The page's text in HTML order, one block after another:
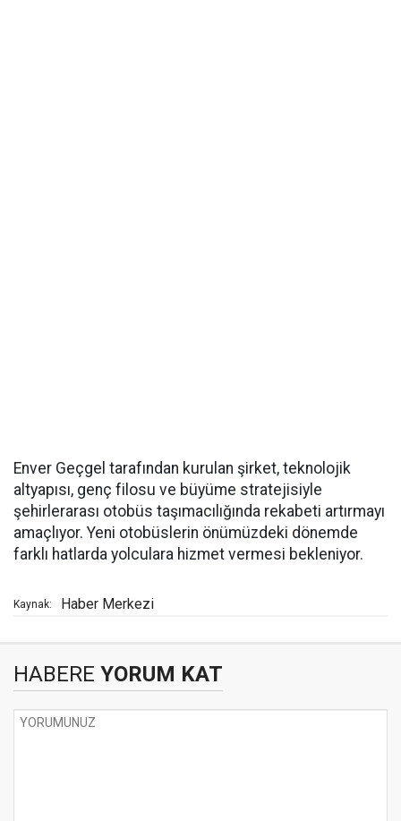
Enver Geçgel tarafından kurulan şirket, teknolojik
altyapısı, genç filosu ve büyüme stratejisiyle
şehirlerarası otobüs taşımacılığında rekabeti artırmayı
amaçlıyor. Yeni otobüslerin önümüzdeki dönemde
farklı hatlarda yolculara hizmet vermesi bekleniyor.
Kaynak: Haber Merkezi
HABERE YORUM KAT